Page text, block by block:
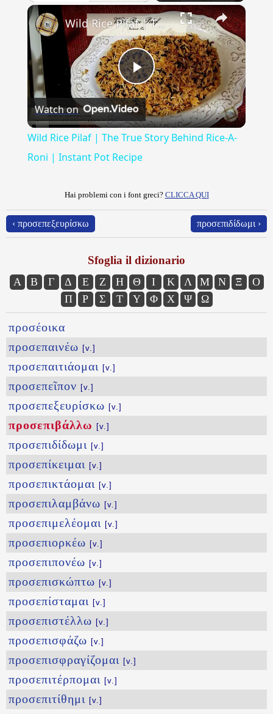
Play Fullscreen ×
Play
Video
Wild Rice Pilaf | The True Story Behind Rice-A-Roni | Instant Pot Recipe
Watch on
Wild Rice Pilaf | The True Story Behind Rice-A-
Roni | Instant Pot Recipe
Hai problemi con i font greci? CLICCA QUI
‹ προσεπεξευρίσκω προσεπιδίδωμι ›
Sfoglia il dizionario
Α Β Γ Δ Ε Ζ Η Θ Ι Κ Λ Μ Ν Ξ
Ο
Π
Ρ Σ Τ Υ Φ Χ Ψ Ω
προσέοικα
προσεπαινέω [v.]
προσεπαιτιάομαι [v.]
προσεπεῖπον [v.]
προσεπεξευρίσκω [v.]
προσεπιβάλλω [v.]
προσεπιδίδωμι [v.]
προσεπίκειμαι [v.]
προσεπικτάομαι [v.]
προσεπιλαμβάνω [v.]
προσεπιμελέομαι [v.]
προσεπιορκέω [v.]
προσεπιπονέω [v.]
προσεπισκώπτω [v.]
προσεπίσταμαι [v.]
προσεπιστέλλω [v.]
προσεπισφάζω [v.]
προσεπισφραγίζομαι [v.]
προσεπιτέρπομαι [v.]
προσεπιτίθημι [v.]